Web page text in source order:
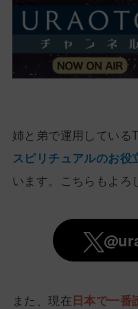
姉と弟で運用している
スピリチュアルのお役
います。こちらもよろ
また、現在日本で一番